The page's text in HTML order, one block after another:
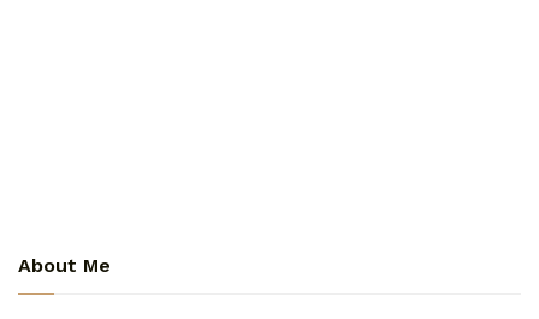
About Me